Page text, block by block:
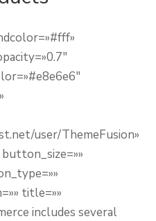
user/ThemeFusion»
title=»»
includes several